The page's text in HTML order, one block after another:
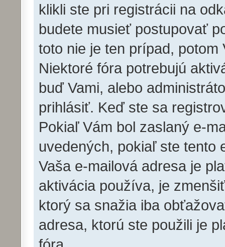
klikli ste pri registrácii na
budete musieť postupovať
toto nie je ten prípad,
Niektoré fóra potrebujú
buď Vami, alebo
prihlásiť. Keď ste sa
Pokiaľ Vám bol zaslaný e-
uvedených, pokiaľ ste tento
Vaša e-mailová adresa je
aktivácia používa, je
ktorý sa snažia iba
adresa, ktorú ste použili je